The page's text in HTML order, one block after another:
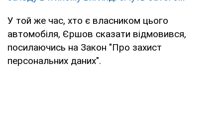
У той же час, хто є власником цього
автомобіля, Єршов сказати відмовився,
посилаючись на Закон "Про захист
персональних даних".